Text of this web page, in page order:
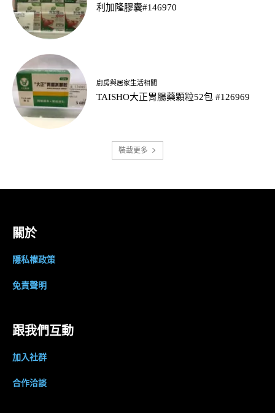
利加隆膠囊#146970
廚房與居家生活相關
TAISHO大正胃腸藥顆粒52包 #126969
裝載更多
關於
隱私權政策
免責聲明
跟我們互動
加入社群
合作洽談